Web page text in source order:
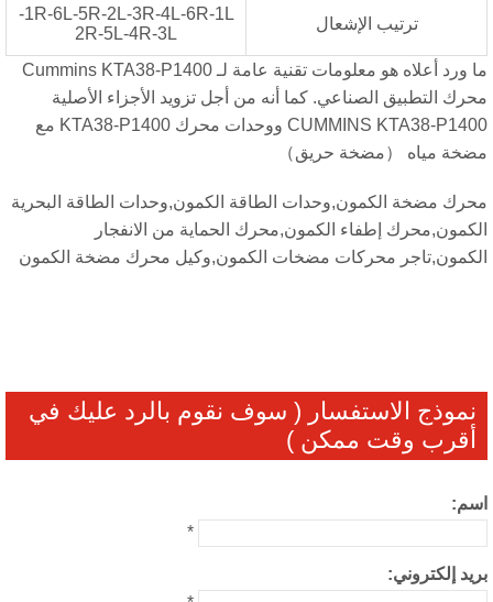
ترتيب الإشعال
1R-6L-5R-2L-3R-4L-6R-1L-
2R-5L-4R-3L
ما ورد أعلاه هو معلومات تقنية عامة لـ Cummins KTA38-P1400
التطبيق الصناعي. كما أنه من أجل تزويد الأجزاء الأصلية
CUMMINS KTA38-P1400 ووحدات محرك KTA38-P1400 مع
مياه （مضخة حريق）
مضخة الكمون,وحدات الطاقة الكمون,وحدات الطاقة البحرية
إطفاء الكمون,محرك الحماية من الانفجار
محركات مضخات الكمون,وكيل محرك مضخة الكمون
نموذج الاستفسار ( سوف نقوم بالرد عليك في
أقرب وقت ممكن )
إلكتروني: